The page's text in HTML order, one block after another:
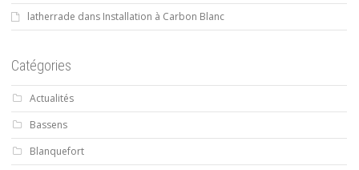
latherrade dans Installation à Carbon Blanc
Catégories
Actualités
Bassens
Blanquefort